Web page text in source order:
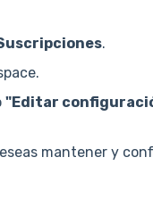
.
"Editar
mantener y